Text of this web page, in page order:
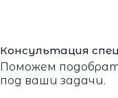
Консультация
Поможем
под ваши задачи.